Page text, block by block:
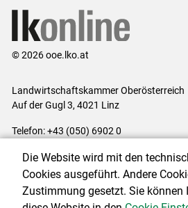
© 2026 ooe.lko.at
Landwirtschaftskammer Oberösterreich
Auf der Gugl 3, 4021 Linz
Telefon: +43 (050) 6902 0
Impressum|Kontakt|Gewinnspiele|
Barrierefreiheit
Cookie-Einstellungen
Die Website wird mit den
Cookies ausgeführt. Andere
Zustimmung gesetzt. Sie können